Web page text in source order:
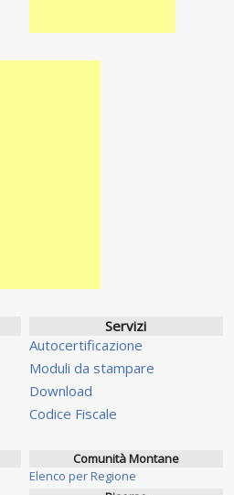
Servizi
Autocertificazione
Moduli da stampare
Download
Codice Fiscale
Comunità Montane
Elenco per Regione